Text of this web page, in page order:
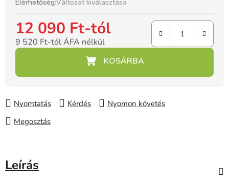
Elérhetőség:Változat kiválasztása
12 090 Ft-tól
9 520 Ft-tól ÁFA nélkül
Nyomtatás Kérdés
Nyomon követés
Megosztás
Leírás